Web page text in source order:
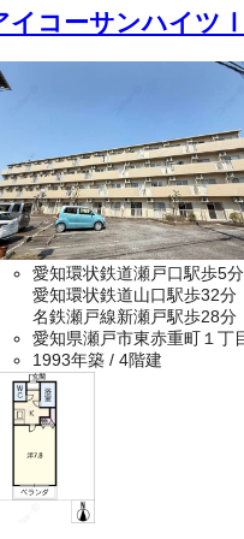
イコーサンハイツ
愛知環状鉄道瀬戸口駅歩5分
愛知環状鉄道山口駅歩32分
名鉄瀬戸線新瀬戸駅歩28分
愛知県瀬戸市東赤重町１丁
1993年築 / 4階建